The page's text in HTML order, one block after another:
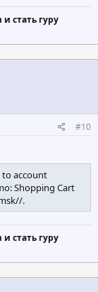
стать гуру
#10
to account
Shopping Cart
.
стать гуру